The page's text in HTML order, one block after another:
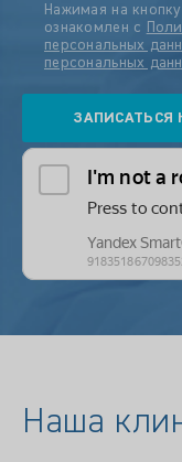
Нажимая на
ознакомлен с
персональных
персональных
Наша